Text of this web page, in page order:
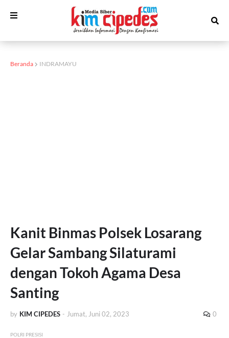
Beranda INDRAMAYU
Kanit Binmas Polsek Losarang
Gelar Sambang Silaturami
dengan Tokoh Agama Desa
Santing
by KIM CIPEDES - Jumat, Juni 02, 2023 0
POLRI PRESISI